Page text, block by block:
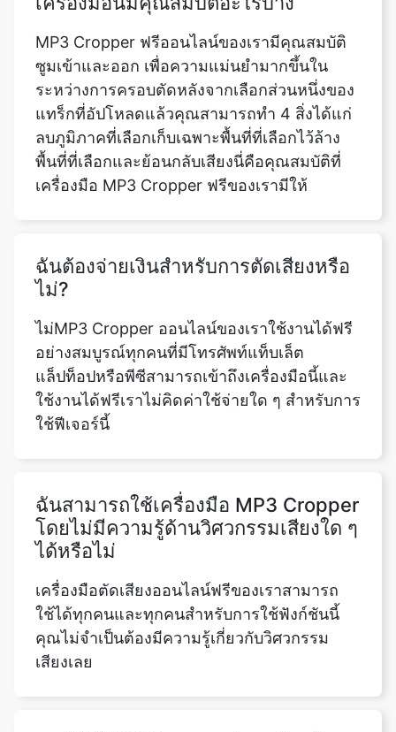
ระหว่างการครอบตัดหลังจากเลือกส่วนหนึ่งของ
แทร็กที่อัปโหลดแล้วคุณสามารถทำ 4 สิ่งได้แก่
ลบภูมิภาคที่เลือกเก็บเฉพาะพื้นที่ที่เลือกไว้ล้าง
พื้นที่ที่เลือกและย้อนกลับเสียงนี่คือคุณสมบัติที่
เครื่องมือ MP3 Cropper ฟรีของเรามีให้
ฉันต้องจ่ายเงินสำหรับการตัดเสียงหรือ
อย่างสมบูรณ์ทุกคนที่มีโทรศัพท์แท็บเล็ต
แล็ปท็อปหรือพีซีสามารถเข้าถึงเครื่องมือนี้และ
ใช้งานได้ฟรีเราไม่คิดค่าใช้จ่ายใด ๆ สำหรับการ
ใช้ฟีเจอร์นี้
ฉันสามารถใช้เครื่องมือ MP3 Cropper
เครื่องมือตัดเสียงออนไลน์ฟรีของเราสามารถ
ใช้ได้ทุกคนและทุกคนสำหรับการใช้ฟังก์ชันนี้
คุณไม่จำเป็นต้องมีความรู้เกี่ยวกับวิศวกรรม
เสียงเลย
การใช้ MP3 Cropper ปลอดภัยหรือ